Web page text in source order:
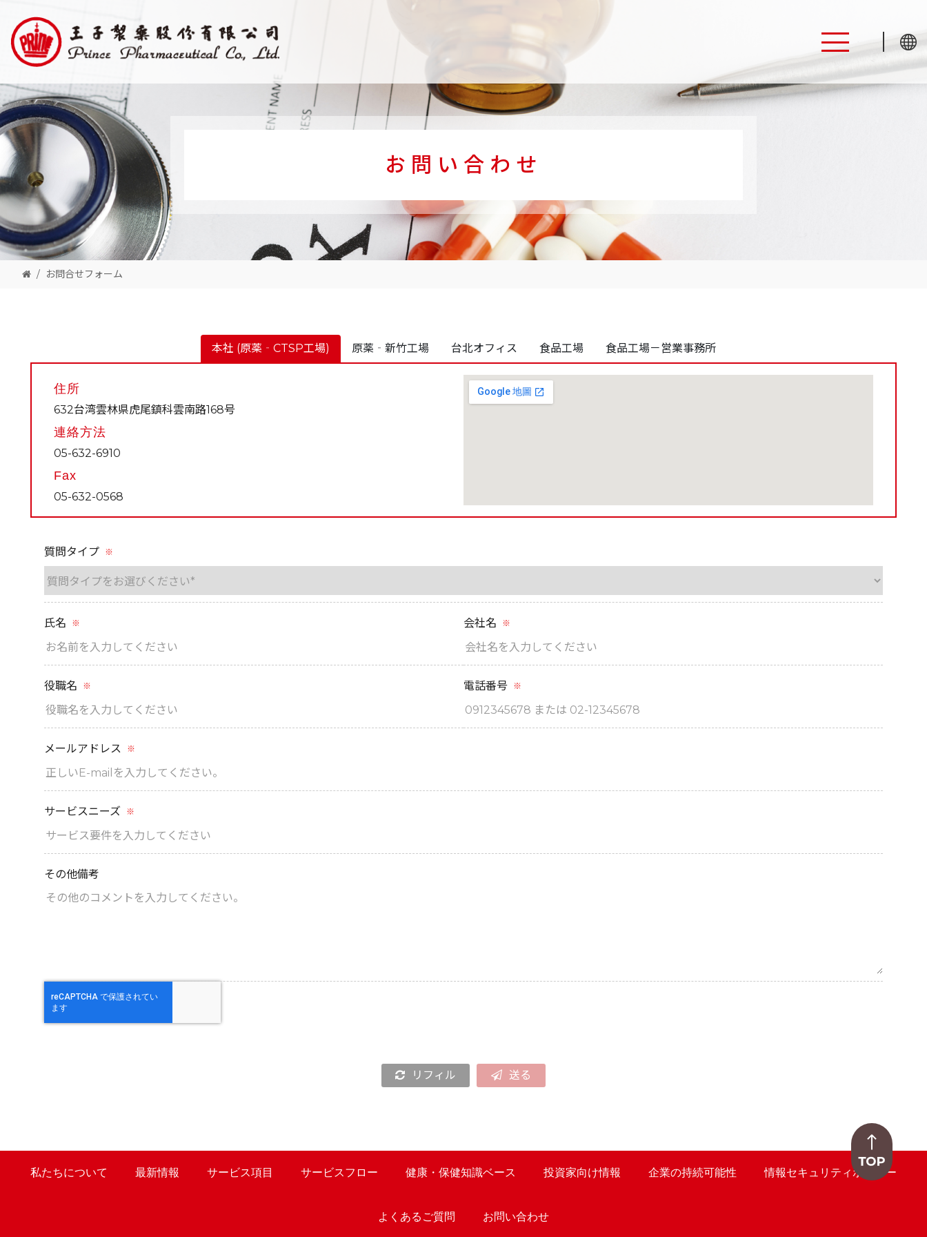
お問い合わせ
お問合せフォーム
本社 (原薬‐CTSP工場) 原薬‐新竹工場 台北オフィス 食品工場 食品工場－営業事務所
住所
632台湾雲林県虎尾鎮科雲南路168号
連絡方法
05-632-6910
Fax
05-632-0568
質問タイプ ※
氏名 ※ 会社名 ※
役職名 ※ 電話番号 ※
メールアドレス ※
サービスニーズ ※
その他備考
リフィル 送る
私たちについて 最新情報 サービス項目 サービスフロー 健康・保健知識ベース 投資家向け情報 企業の持続可能性 情報セキュリティポリシー
よくあるご質問 お問い合わせ